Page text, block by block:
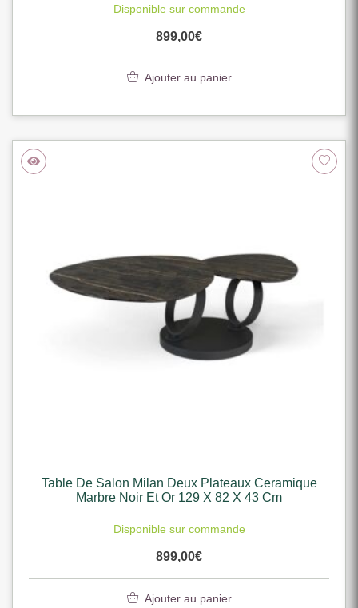
Disponible sur commande
899,00€
Ajouter au panier
Table De Salon Milan Deux Plateaux Ceramique
Marbre Noir Et Or 129 X 82 X 43 Cm
Disponible sur commande
899,00€
Ajouter au panier